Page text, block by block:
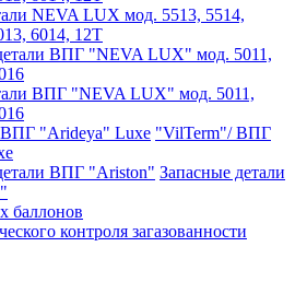
NEVA LUX мод. 5513, 5514,
6014, 12Т
ВПГ "NEVA LUX" мод. 5011,
"VilTerm"/ ВПГ
Запасные детали
баллонов
контроля загазованности